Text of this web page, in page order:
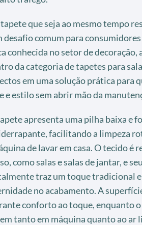
que seja ao mesmo tempo
desafio comum para
conhecida no setor de
da categoria de tapetes para
em uma solução prática para
e estilo sem abrir mão da
apresenta uma pilha baixa e
facilitando a limpeza
de lavar em casa. O tecido é
como salas e salas de jantar, e
traz um toque tradicional
no acabamento. A
conforto ao toque, enquanto
tanto em máquina quanto ao ar